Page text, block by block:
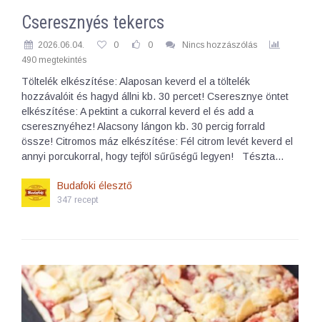
Cseresznyés tekercs
2026.06.04. 0 0
Nincs hozzászólás
490 megtekintés
Töltelék elkészítése: Alaposan keverd el a töltelék
hozzávalóit és hagyd állni kb. 30 percet! Cseresznye öntet
elkészítése: A pektint a cukorral keverd el és add a
cseresznyéhez! Alacsony lángon kb. 30 percig forrald
össze! Citromos máz elkészítése: Fél citrom levét keverd el
annyi porcukorral, hogy tejföl sűrűségű legyen! Tészta…
Budafoki élesztő
347 recept